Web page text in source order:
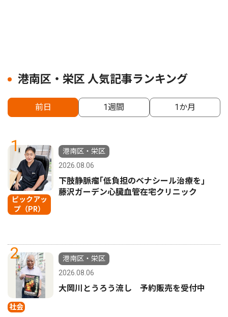
港南区・栄区 人気記事ランキング
前日 1週間 1か月
1
ピックアッ
プ（PR）
港南区・栄区
2026.08.06
下肢静脈瘤｢低負担のベナシール治療を｣
藤沢ガーデン心臓血管在宅クリニック
2
社会
港南区・栄区
2026.08.06
大岡川とうろう流し 予約販売を受付中